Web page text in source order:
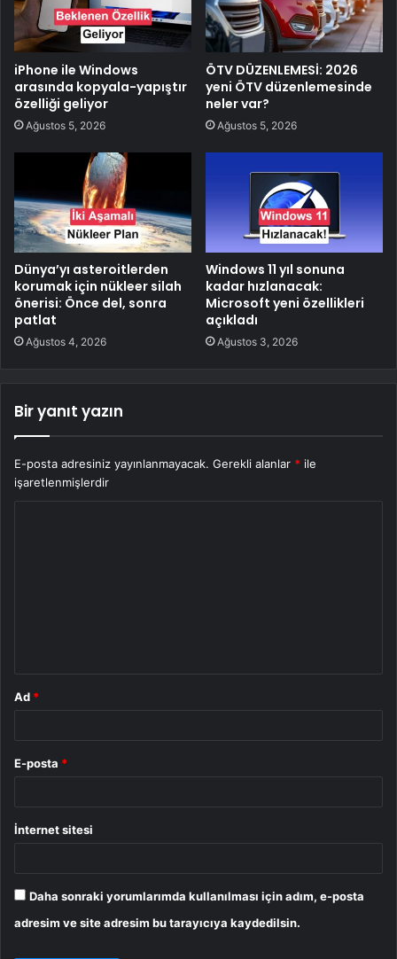
iPhone ile Windows
arasında kopyala-yapıştır
özelliği geliyor
Ağustos 5, 2026
ÖTV DÜZENLEMESİ: 2026
yeni ÖTV düzenlemesinde
neler var?
Ağustos 5, 2026
Dünya’yı asteroitlerden
korumak için nükleer silah
önerisi: Önce del, sonra
patlat
Ağustos 4, 2026
Windows 11 yıl sonuna
kadar hızlanacak:
Microsoft yeni özellikleri
açıkladı
Ağustos 3, 2026
Bir yanıt yazın
E-posta adresiniz yayınlanmayacak. Gerekli alanlar * ile
işaretlenmişlerdir
Ad *
E-posta *
İnternet sitesi
Daha sonraki yorumlarımda kullanılması için adım, e-posta
adresim ve site adresim bu tarayıcıya kaydedilsin.